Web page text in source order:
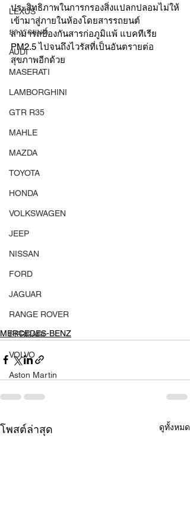
LEXUS
ยางรถยนต์
AUDI
MASERATI
LAMBORGHINI
GTR R35
MAHLE
MAZDA
TOYOTA
HONDA
VOLKSWAGEN
JEEP
NISSAN
FORD
JAGUAR
RANGE ROVER
FERRARI
VOLVO
Aston Martin
ประสิทธิภาพในการกรองสิ่งแปลกปลอมไม่ให้
เข้ามาสู่ภายในห้องโดยสารรถยนต์
สามารถป้องกันสารก่อภูมิแพ้ แบคทีเรีย
PM2.5 ไปจนถึงไวรัสที่เป็นอันตรายต่อ
สุขภาพอีกด้วย
MERCEDES-BENZ
โพสต์ล่าสุด ดูทั้งหมด